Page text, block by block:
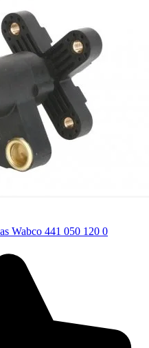
Wabco 441 050 120 0